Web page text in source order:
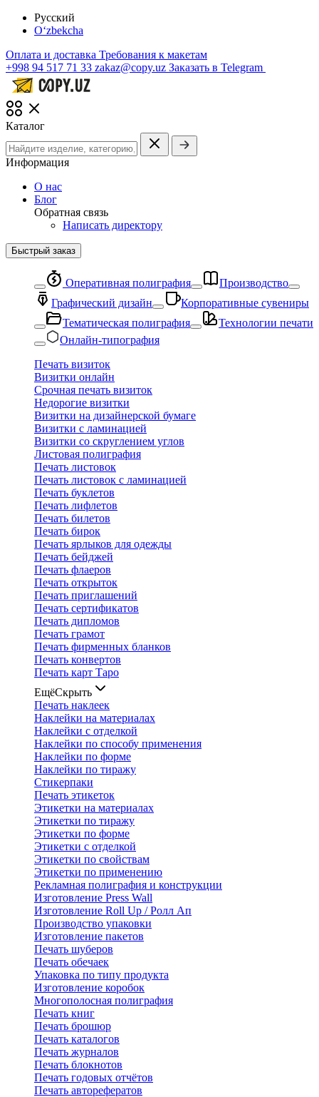
Русский
O‘zbekcha
Оплата и доставка Требования к макетам
+998 94 517 71 33 zakaz@copy.uz Заказать в Telegram
Каталог
Информация
О нас
Блог
Обратная связь
Написать директору
Быстрый заказ
Оперативная полиграфия
Производство
Графический дизайн
Корпоративные сувениры
Тематическая полиграфия
Технологии печати
Онлайн-типография
Печать визиток
Визитки онлайн
Срочная печать визиток
Недорогие визитки
Визитки на дизайнерской бумаге
Визитки с ламинацией
Визитки со скруглением углов
Листовая полиграфия
Печать листовок
Печать листовок с ламинацией
Печать буклетов
Печать лифлетов
Печать билетов
Печать бирок
Печать ярлыков для одежды
Печать бейджей
Печать флаеров
Печать открыток
Печать приглашений
Печать сертификатов
Печать дипломов
Печать грамот
Печать фирменных бланков
Печать конвертов
Печать карт Таро
ЕщёСкрыть
Печать наклеек
Наклейки на материалах
Наклейки с отделкой
Наклейки по способу применения
Наклейки по форме
Наклейки по тиражу
Стикерпаки
Печать этикеток
Этикетки на материалах
Этикетки по тиражу
Этикетки по форме
Этикетки с отделкой
Этикетки по свойствам
Этикетки по применению
Рекламная полиграфия и конструкции
Изготовление Press Wall
Изготовление Roll Up / Ролл Ап
Производство упаковки
Изготовление пакетов
Печать шуберов
Печать обечаек
Упаковка по типу продукта
Изготовление коробок
Многополосная полиграфия
Печать книг
Печать брошюр
Печать каталогов
Печать журналов
Печать блокнотов
Печать годовых отчётов
Печать авторефератов